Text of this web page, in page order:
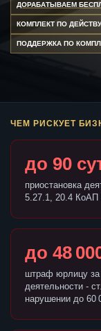
ДОРАБАТЫВАЕМ
КОМПЛЕКТ ПО
ПОДДЕРЖКА ПО
ЧЕМ РИСКУЕТ
до 90
приостановка
5.27.1, 20.4
до 48
штраф юрлицу за
деятельности -
нарушении до 60